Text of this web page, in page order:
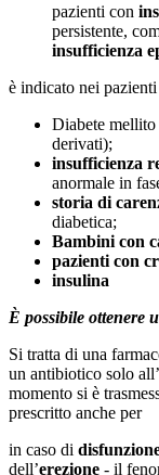
pazienti con
persistente,
insufficienza
è indicato nei
Diabete
derivati);
insufficienza
anormale in
storia di
diabetica;
Bambini con
pazienti con
insulina
È possibile ottenere
Si tratta di una
un antibiotico solo
momento si è
prescritto anche per
in caso di
dell’erezione - il